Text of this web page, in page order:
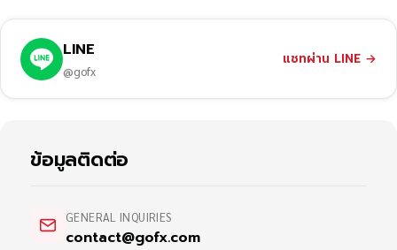
LINE
@gofx
แชทผ่าน LINE →
ข้อมูลติดต่อ
GENERAL INQUIRIES
contact@gofx.com